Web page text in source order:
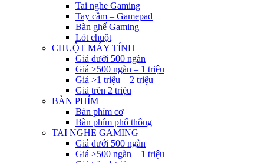
Tai nghe Gaming
Tay cầm – Gamepad
Bàn ghế Gaming
Lót chuột
CHUỘT MÁY TÍNH
Giá dưới 500 ngàn
Giá >500 ngàn – 1 triệu
Giá >1 triệu – 2 triệu
Giá trên 2 triệu
BÀN PHÍM
Bàn phím cơ
Bàn phím phổ thông
TAI NGHE GAMING
Giá dưới 500 ngàn
Giá >500 ngàn – 1 triệu